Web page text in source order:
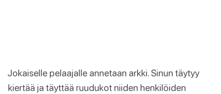
Jokaiselle pelaajalle annetaan arkki. Sinun täytyy
kiertää ja täyttää ruudukot niiden henkilöiden